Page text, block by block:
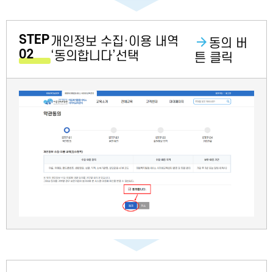
STEP
02
개인정보 수집·이용 내역
‘동의합니다’선택
동의 버
튼 클릭